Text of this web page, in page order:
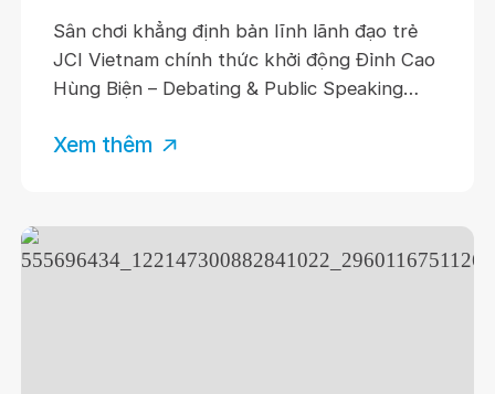
ĐƠN
Sân chơi khẳng định bản lĩnh lãnh đạo trẻ
JCI Vietnam chính thức khởi động Đỉnh Cao
Hùng Biện – Debating & Public Speaking
phát triển năng lực tư duy phản biện, kỹ
Xem thêm